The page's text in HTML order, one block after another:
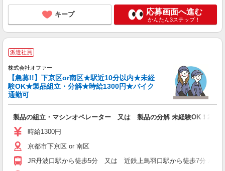
キープ 応募画面へ進む
かんたん3ステップ！
派遣社員
株式会社オファー
【急募!!】下京区or南区★駅近10分以内★未経
験OK★製品組立・分解★時給1300円★バイク
通勤可
製品の組立・マシンオペレーター 又は 製品の分解 未経験OK！20〜
時給1300円
京都市下京区 or 南区
JR丹波口駅から徒歩5分 又は 近鉄上鳥羽口駅から徒歩7分 バイ